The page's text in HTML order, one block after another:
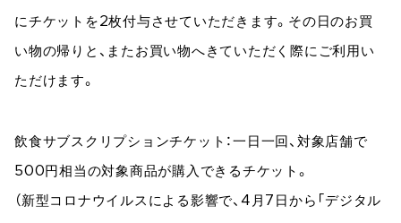
にチケットを2枚付与させていただきます。その日のお買
い物の帰りと、またお買い物へきていただく際にご利用い
ただけます。
飲食サブスクリプションチケット：一日一回、対象店舗で
500円相当の対象商品が購入できるチケット。
（新型コロナウイルスによる影響で、4月7日から「デジタル